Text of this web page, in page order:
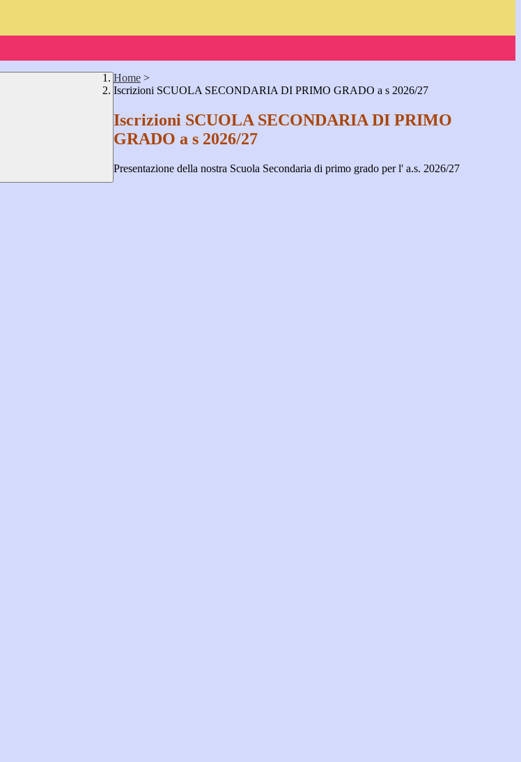
Home >
Iscrizioni SCUOLA SECONDARIA DI PRIMO GRADO a s 2026/27
Iscrizioni SCUOLA SECONDARIA DI PRIMO
GRADO a s 2026/27
Presentazione della nostra Scuola Secondaria di primo grado per l' a.s. 2026/27